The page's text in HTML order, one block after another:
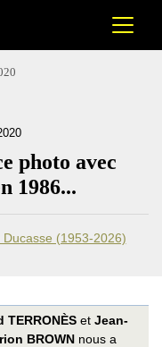
photo avec
1986...
Ducasse (1953-2026)
TERRONÈSet Jean-
BROWNnous a